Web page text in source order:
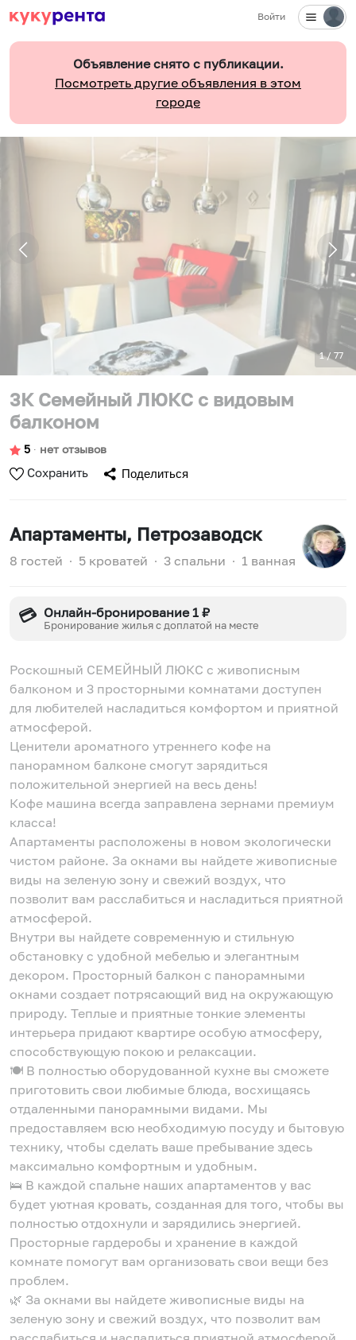
Войти
Объявление снято с публикации.
Посмотреть другие объявления в этом
городе
1/ 77
3К Семейный ЛЮКС с видовым
балконом
5 ∙ нет отзывов
Сохранить Поделиться
Апартаменты, Петрозаводск
8 гостей ∙ 5 кроватей ∙ 3 спальни ∙ 1 ванная
💳 Онлайн-бронирование 1 ₽
Бронирование жилья с доплатой на месте
Роскошный СЕМЕЙНЫЙ ЛЮКС с живописным
балконом и 3 просторными комнатами доступен
для любителей насладиться комфортом и приятной
атмосферой.
Ценители ароматного утреннего кофе на
панорамном балконе смогут зарядиться
положительной энергией на весь день!
Кофе машина всегда заправлена зернами премиум
класса!
Апартаменты расположены в новом экологически
чистом районе. За окнами вы найдете живописные
виды на зеленую зону и свежий воздух, что
позволит вам расслабиться и насладиться приятной
атмосферой.
Внутри вы найдете современную и стильную
обстановку с удобной мебелью и элегантным
декором. Просторный балкон с панорамными
окнами создает потрясающий вид на окружающую
природу. Теплые и приятные тонкие элементы
интерьера придают квартире особую атмосферу,
способствующую покою и релаксации.
🍽️ В полностью оборудованной кухне вы сможете
приготовить свои любимые блюда, восхищаясь
отдаленными панорамными видами. Мы
предоставляем всю необходимую посуду и бытовую
технику, чтобы сделать ваше пребывание здесь
максимально комфортным и удобным.
🛌 В каждой спальне наших апартаментов у вас
будет уютная кровать, созданная для того, чтобы вы
полностью отдохнули и зарядились энергией.
Просторные гардеробы и хранение в каждой
комнате помогут вам организовать свои вещи без
проблем.
🌿 За окнами вы найдете живописные виды на
зеленую зону и свежий воздух, что позволит вам